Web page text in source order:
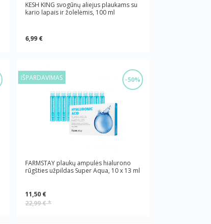
KESH KING svogūnų aliejus plaukams su
kario lapais ir žolelėmis, 100 ml
6,99 €
-50%
IŠPARDAVIMAS
FARMSTAY plaukų ampulės hialurono
rūgšties užpildas Super Aqua, 10 x 13 ml
11,50 €
22,99 €*